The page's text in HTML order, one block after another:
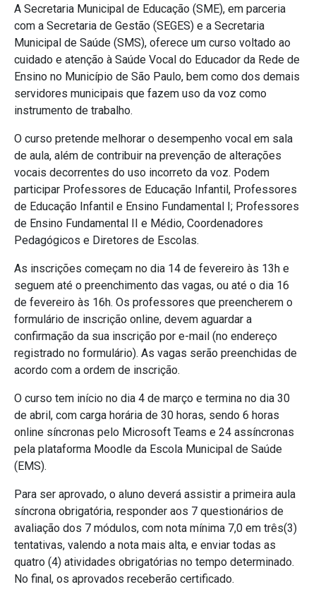
A Secretaria Municipal de Educação (SME), em parceria
com a Secretaria de Gestão (SEGES) e a Secretaria
Municipal de Saúde (SMS), oferece um curso voltado ao
cuidado e atenção à Saúde Vocal do Educador da Rede de
Ensino no Município de São Paulo, bem como dos demais
servidores municipais que fazem uso da voz como
instrumento de trabalho.
O curso pretende melhorar o desempenho vocal em sala
de aula, além de contribuir na prevenção de alterações
vocais decorrentes do uso incorreto da voz. Podem
participar Professores de Educação Infantil, Professores
de Educação Infantil e Ensino Fundamental I; Professores
de Ensino Fundamental II e Médio, Coordenadores
Pedagógicos e Diretores de Escolas.
As inscrições começam no dia 14 de fevereiro às 13h e
seguem até o preenchimento das vagas, ou até o dia 16
de fevereiro às 16h. Os professores que preencherem o
formulário de inscrição online, devem aguardar a
confirmação da sua inscrição por e-mail (no endereço
registrado no formulário). As vagas serão preenchidas de
acordo com a ordem de inscrição.
O curso tem início no dia 4 de março e termina no dia 30
de abril, com carga horária de 30 horas, sendo 6 horas
online síncronas pelo Microsoft Teams e 24 assíncronas
pela plataforma Moodle da Escola Municipal de Saúde
(EMS).
Para ser aprovado, o aluno deverá assistir a primeira aula
síncrona obrigatória, responder aos 7 questionários de
avaliação dos 7 módulos, com nota mínima 7,0 em três(3)
tentativas, valendo a nota mais alta, e enviar todas as
quatro (4) atividades obrigatórias no tempo determinado.
No final, os aprovados receberão certificado.